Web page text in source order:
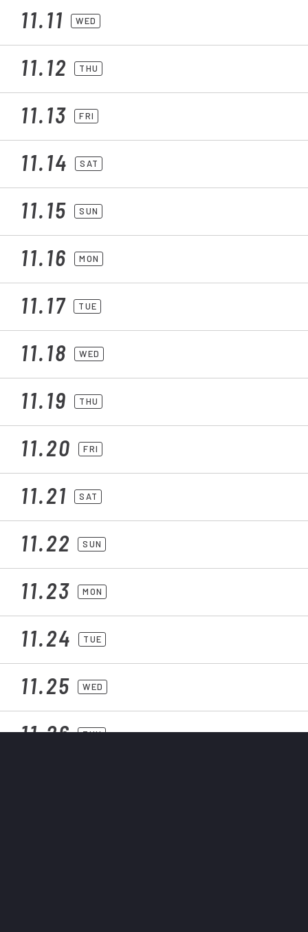
11.11 WED
11.12 THU
11.13 FRI
11.14 SAT
11.15 SUN
11.16 MON
11.17 TUE
11.18 WED
11.19 THU
11.20 FRI
11.21 SAT
11.22 SUN
11.23 MON
11.24 TUE
11.25 WED
11.26 THU